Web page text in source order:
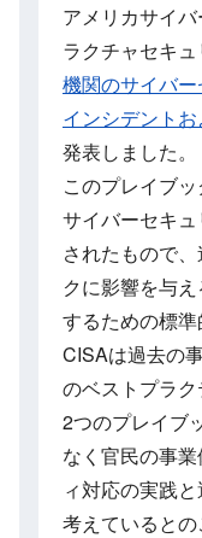
アメリカサイ
ラクチャセキュ
機関のサイバ
インシデント
発表しました。
このプレイブ
サイバーセキ
されたもので
クに影響を与
するための標準
CISAは過去の
のベストプラ
2つのプレイブ
なく官民の事
ィ対応の実践
考えているとの